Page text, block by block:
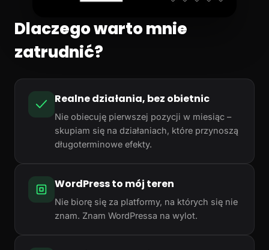
Dlaczego warto mnie
zatrudnić?
Realne działania, bez obietnic
Nie obiecuję pierwszej pozycji w miesiąc –
skupiam się na działaniach, które przynoszą
długoterminowe efekty.
WordPress to mój teren
Nie biorę się za platformy, na których się nie
znam. Znam WordPressa na wylot.